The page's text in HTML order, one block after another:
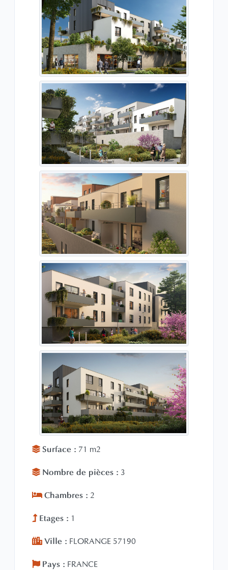
Surface : 71 m2
Nombre de pièces : 3
Chambres : 2
Etages : 1
Ville : FLORANGE 57190
Pays : FRANCE